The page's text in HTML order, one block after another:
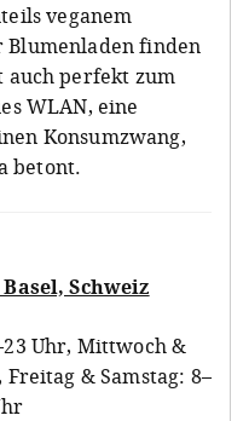
veganem
finden
auch perfekt zum
WLAN, eine
Konsumzwang,
betont.
Schweiz
Uhr, Mittwoch &
& Samstag: 8–